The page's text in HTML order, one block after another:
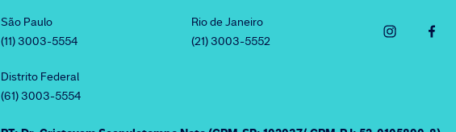
São Paulo
(11) 3003-5554
Rio de Janeiro
(21) 3003-5552
Distrito Federal
(61) 3003-5554